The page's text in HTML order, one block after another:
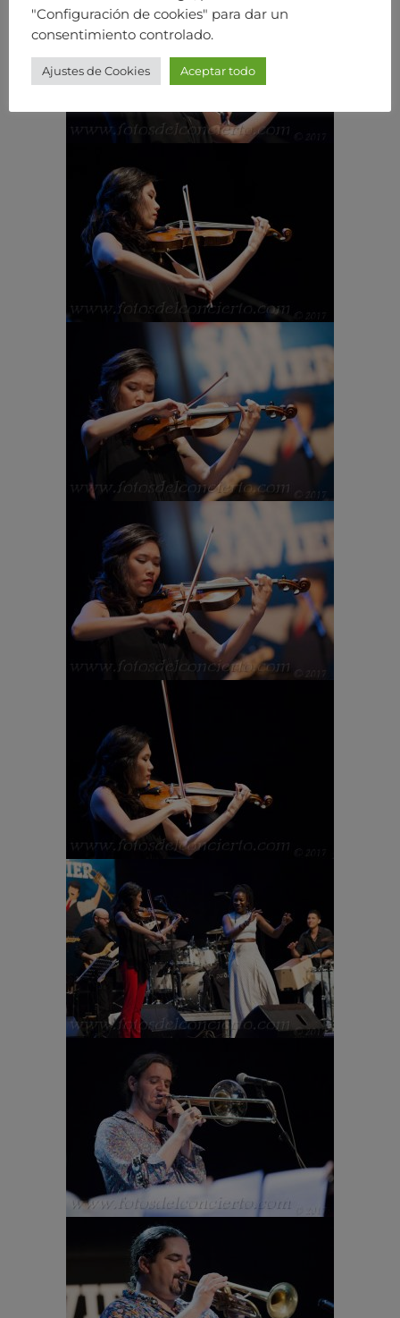
"Configuración de cookies" para dar un
consentimiento controlado.
Ajustes de Cookies Aceptar todo